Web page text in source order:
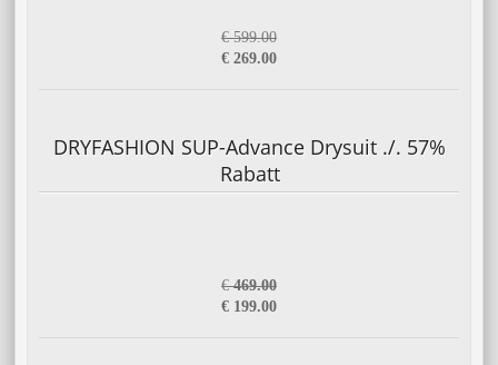
€ 599.00
€ 269.00
DRYFASHION SUP-Advance Drysuit ./. 57%
Rabatt
€469.00
€ 199.00